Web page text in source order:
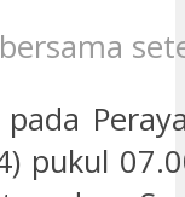
pukul